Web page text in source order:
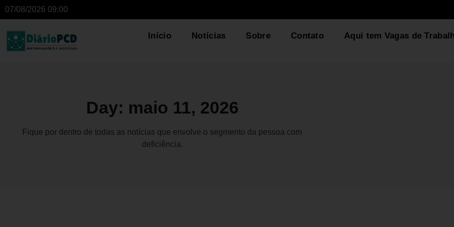
07/08/2026 09:00
Início Notícias Sobre Contato Aqui tem Vagas de
Day: maio 11, 2026
Fique por dentro de todas as notícias que envolve o segmento da pessoa com
deficiência.